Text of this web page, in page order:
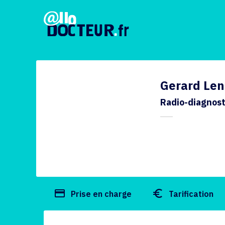
Gerard
Radio-
payment Prise en charge euro_symbol Tarification